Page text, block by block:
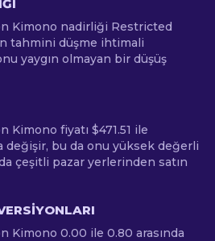
Kimono nadirliği Restricted
tahmini düşme ihtimali
yaygın olmayan bir düşüş
Kimono fiyatı $471.51 ile
değişir, bu da onu yüksek değerli
çeşitli pazar yerlerinden satın
Kimono 0.00 ile 0.80 arasında